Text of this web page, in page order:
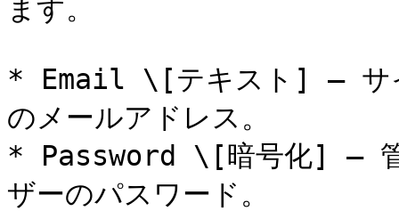
ます。
* Email \[テキスト] — サイ
のメールアドレス。
* Password \[暗号化] — 管
ザーのパスワード。